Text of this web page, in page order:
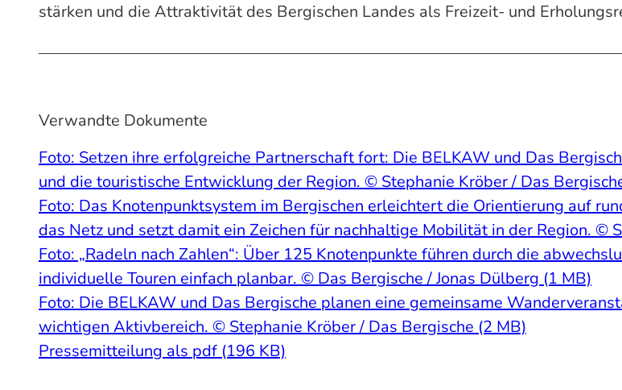
stärken und die Attraktivität des Bergischen Landes als Freizeit- und
Verwandte Dokumente
Foto: Setzen ihre erfolgreiche Partnerschaft fort: Die BELKAW und Das
und die touristische Entwicklung der Region. © Stephanie Kröber / Das
Foto: Das Knotenpunktsystem im Bergischen erleichtert die Orientierung auf
das Netz und setzt damit ein Zeichen für nachhaltige Mobilität in der Region. ©
Foto: „Radeln nach Zahlen“: Über 125 Knotenpunkte führen durch die
individuelle Touren einfach planbar. © Das Bergische / Jonas Dülberg (1 MB)
Foto: Die BELKAW und Das Bergische planen eine gemeinsame
wichtigen Aktivbereich. © Stephanie Kröber / Das Bergische (2 MB)
Pressemitteilung als pdf (196 KB)